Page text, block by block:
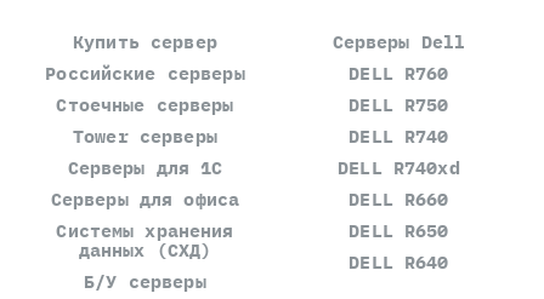
Купить сервер
Российские серверы
Стоечные серверы
Tower серверы
Серверы для 1С
Серверы для офиса
Системы хранения
данных (СХД)
Б/У серверы
Серверы Dell
DELL R760
DELL R750
DELL R740
DELL R740xd
DELL R660
DELL R650
DELL R640